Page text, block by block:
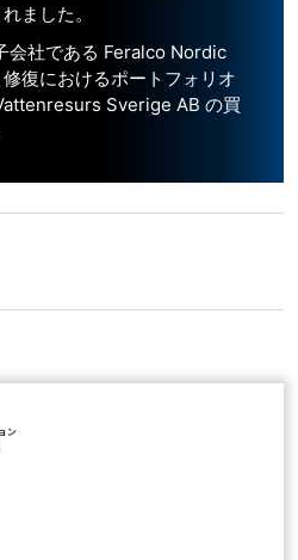
ました。
会社である Feralco Nordic
復におけるポートフォリオ
Sverige AB の買